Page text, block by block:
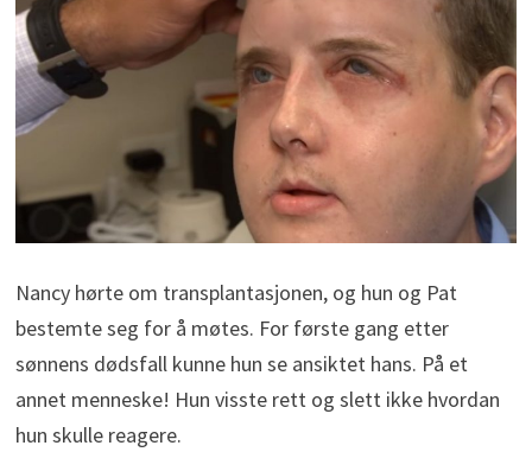
Nancy hørte om transplantasjonen, og hun og Pat
bestemte seg for å møtes. For første gang etter
sønnens dødsfall kunne hun se ansiktet hans. På et
annet menneske! Hun visste rett og slett ikke hvordan
hun skulle reagere.